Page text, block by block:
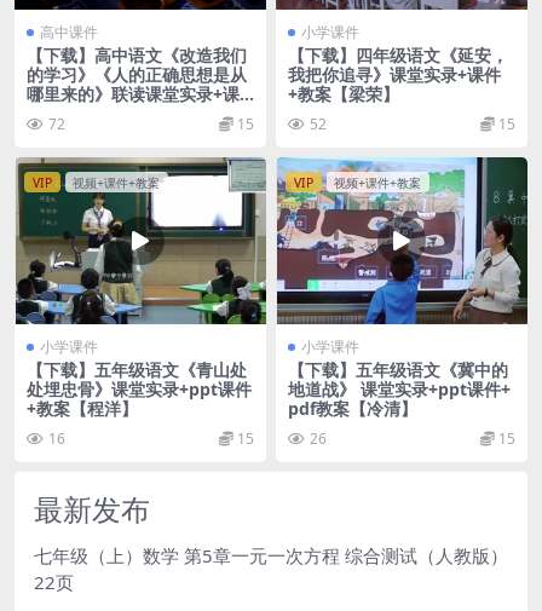
高中课件
【下载】高中语文《改造我们
的学习》《人的正确思想是从
哪里来的》联读课堂实录+课
72 15
小学课件
【下载】四年级语文《延安，
我把你追寻》课堂实录+课件
+教案【梁荣】
52 15
VIP 视频+课件+教案
小学课件
【下载】五年级语文《青山处
处埋忠骨》课堂实录+ppt课件
+教案【程洋】
16 15
VIP 视频+课件+教案
小学课件
【下载】五年级语文《冀中的
地道战》 课堂实录+ppt课件+
pdf教案【冷清】
26 15
最新发布
七年级（上）数学 第5章一元一次方程 综合测试（人教版）
22页